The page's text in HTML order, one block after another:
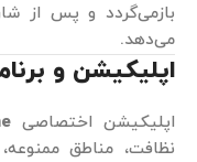
بازمی‌گردد و پس از
می‌دهد.
اپلیکیشن و
اپلیکیشن اختصاصی
نظافت، مناطق